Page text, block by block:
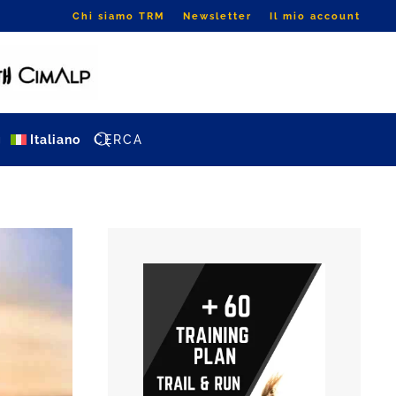
Chi siamo TRM Newsletter Il mio account
Italiano